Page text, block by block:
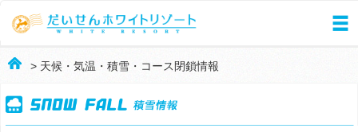
> 天候・気温・積雪・コース閉鎖情報